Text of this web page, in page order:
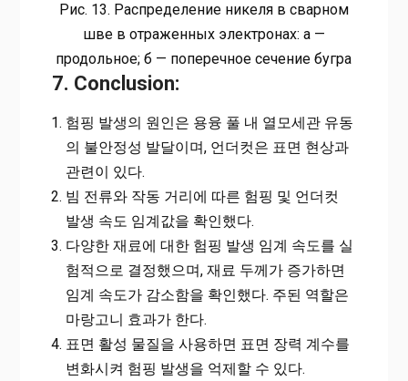
Рис. 13. Распределение никеля в сварном
шве в отраженных электронах: a —
продольное; б — поперечное сечение бугра
7. Conclusion:
험핑 발생의 원인은 용융 풀 내 열모세관 유동
의 불안정성 발달이며, 언더컷은 표면 현상과
관련이 있다.
빔 전류와 작동 거리에 따른 험핑 및 언더컷
발생 속도 임계값을 확인했다.
다양한 재료에 대한 험핑 발생 임계 속도를 실
험적으로 결정했으며, 재료 두께가 증가하면
임계 속도가 감소함을 확인했다. 주된 역할은
마랑고니 효과가 한다.
표면 활성 물질을 사용하면 표면 장력 계수를
변화시켜 험핑 발생을 억제할 수 있다.